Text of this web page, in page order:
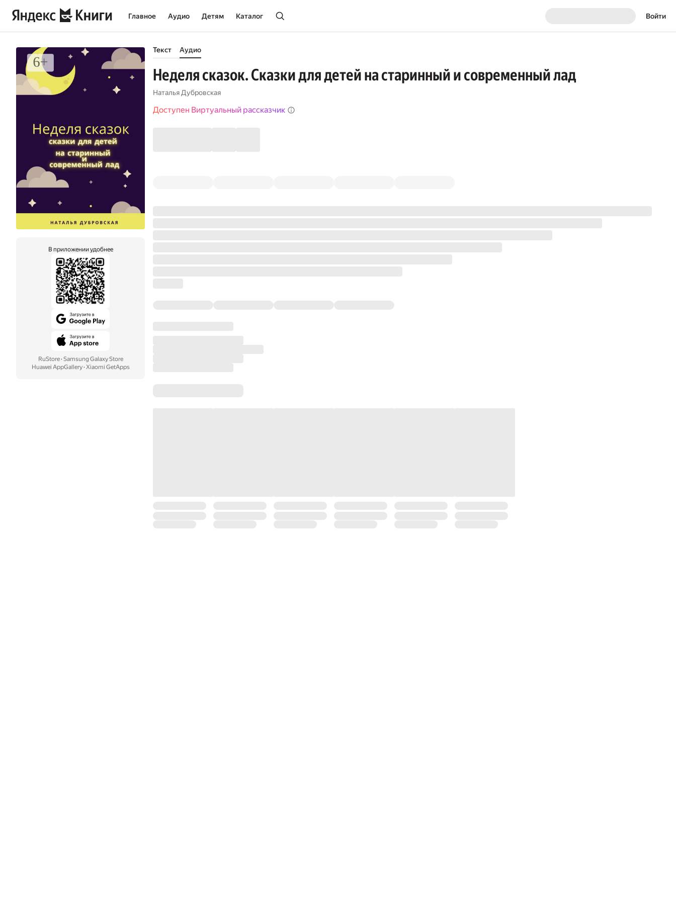
Главное Аудио Детям Каталог Войти
В приложении удобнее
RuStore· Samsung Galaxy Store
Huawei AppGallery· Xiaomi GetApps
Текст Аудио
Неделя сказок. Сказки для детей на старинный и современный лад
Наталья Дубровская
Доступен Виртуальный рассказчик